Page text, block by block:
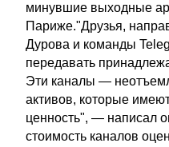
минувшие выходные
Париже."Друзья,
Дурова и команды
передавать
Эти каналы —
активов, которые
ценность", — написал
стоимость каналов